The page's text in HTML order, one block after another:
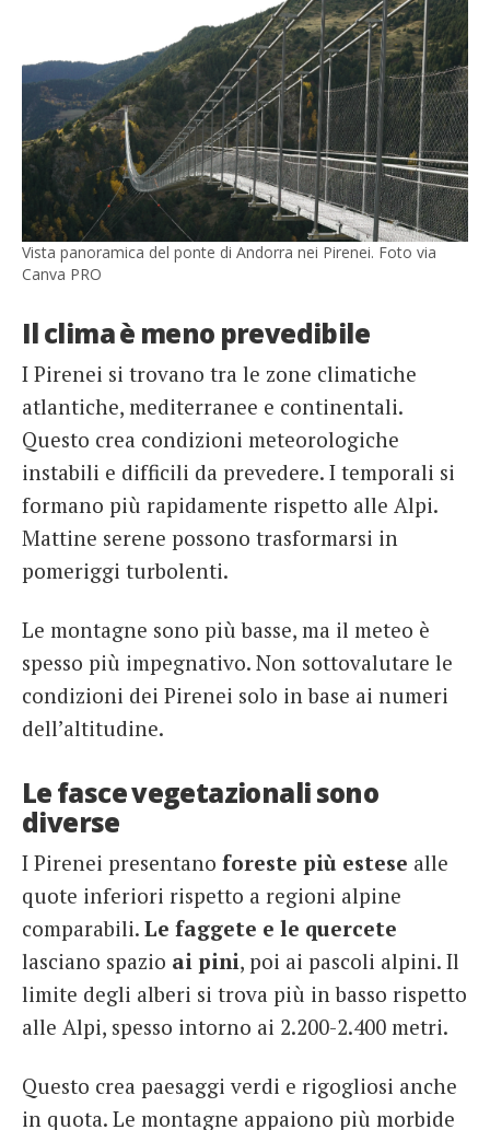
Vista panoramica del ponte di Andorra nei Pirenei. Foto via
Canva PRO
Il clima è meno prevedibile
I Pirenei si trovano tra le zone climatiche
atlantiche, mediterranee e continentali.
Questo crea condizioni meteorologiche
instabili e difficili da prevedere. I temporali si
formano più rapidamente rispetto alle Alpi.
Mattine serene possono trasformarsi in
pomeriggi turbolenti.
Le montagne sono più basse, ma il meteo è
spesso più impegnativo. Non sottovalutare le
condizioni dei Pirenei solo in base ai numeri
dell’altitudine.
Le fasce vegetazionali sono
diverse
I Pirenei presentano foreste più estese alle
quote inferiori rispetto a regioni alpine
comparabili. Le faggete e le quercete
lasciano spazio ai pini, poi ai pascoli alpini. Il
limite degli alberi si trova più in basso rispetto
alle Alpi, spesso intorno ai 2.200-2.400 metri.
Questo crea paesaggi verdi e rigogliosi anche
in quota. Le montagne appaiono più morbide